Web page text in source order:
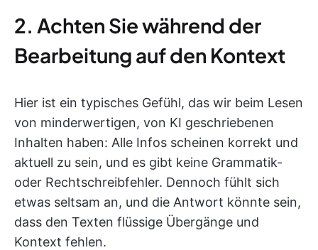
2. Achten Sie während der
Bearbeitung auf den Kontext
Hier ist ein typisches Gefühl, das wir beim Lesen
von minderwertigen, von KI geschriebenen
Inhalten haben: Alle Infos scheinen korrekt und
aktuell zu sein, und es gibt keine Grammatik-
oder Rechtschreibfehler. Dennoch fühlt sich
etwas seltsam an, und die Antwort könnte sein,
dass den Texten flüssige Übergänge und
Kontext fehlen.